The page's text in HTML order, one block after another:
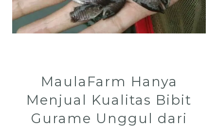
MaulaFarm Hanya
Menjual Kualitas Bibit
Gurame Unggul dari